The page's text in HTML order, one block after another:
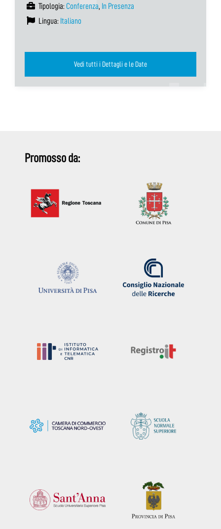
Tipologia: Conferenza, In Presenza
Lingua: Italiano
Vedi tutti i Dettagli e le Date
Promosso da: